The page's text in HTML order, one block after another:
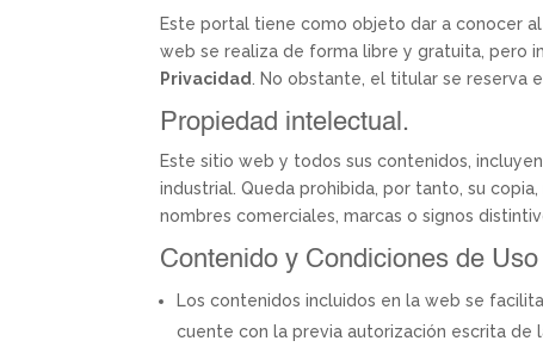
Este portal tiene como objeto dar a conocer
web se realiza de forma libre y gratuita, pero
Privacidad
. No obstante, el titular se reserva
Propiedad intelectual.
Este sitio web y todos sus contenidos,
industrial. Queda prohibida, por tanto, su
nombres comerciales, marcas o signos
Contenido y Condiciones de Uso
Los contenidos incluidos en la web se
cuente con la previa autorización escrita de